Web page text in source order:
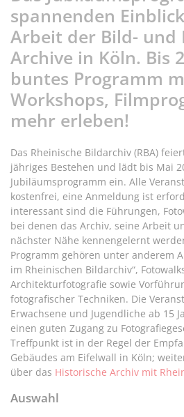
spannenden
Arbeit der Bild- und
Archive in Köln. Bis
buntes Programm
Workshops,
mehr erleben!
Das Rheinische Bildarchiv (RBA)
jähriges Bestehen und lädt bis Mai
Jubiläumsprogramm ein. Alle
kostenfrei, eine Anmeldung ist
interessant sind die Führungen,
bei denen das Archiv, seine Arbeit
nächster Nähe kennengelernt
Programm gehören unter anderem
im Rheinischen Bildarchiv“,
Architekturfotografie sowie
fotografischer Techniken. Die
Erwachsene und Jugendliche ab 15
einen guten Zugang zu
Treffpunkt ist in der Regel der
Gebäudes am Eifelwall in Köln;
über das Historische Archiv mit
Auswahl